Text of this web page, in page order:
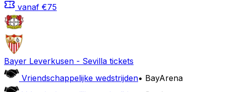
vanaf €75
Bayer Leverkusen - Sevilla tickets
Vriendschappelijke wedstrijden• BayArena